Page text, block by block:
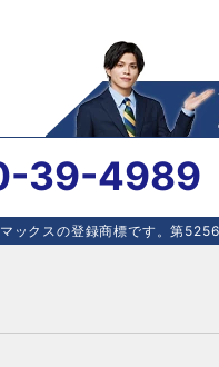
39-4989
ックスの登録商標です。第